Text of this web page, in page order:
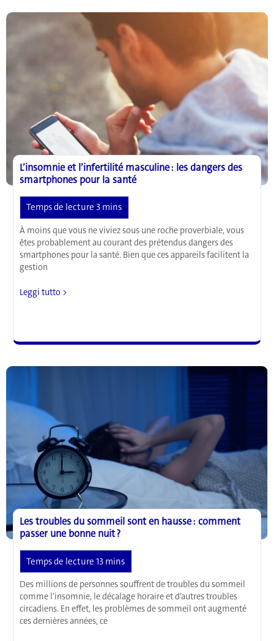
les
scientifiques
découvrent
surprenant
mélatonine
L’insomnie et l’infertilité masculine : les dangers des
smartphones pour la santé
À moins que vous ne viviez sous une roche proverbiale, vous
êtes probablement au courant des prétendus dangers des
smartphones pour la santé. Bien que ces appareils facilitent la
gestion
L’insomnie
:
dangers
pour
Leggi tutto >
Les troubles du sommeil sont en hausse : comment
passer une bonne nuit ?
Des millions de personnes souffrent de troubles du sommeil
comme l’insomnie, le décalage horaire et d’autres troubles
circadiens. En effet, les problèmes de sommeil ont augmenté
ces dernières années, ce